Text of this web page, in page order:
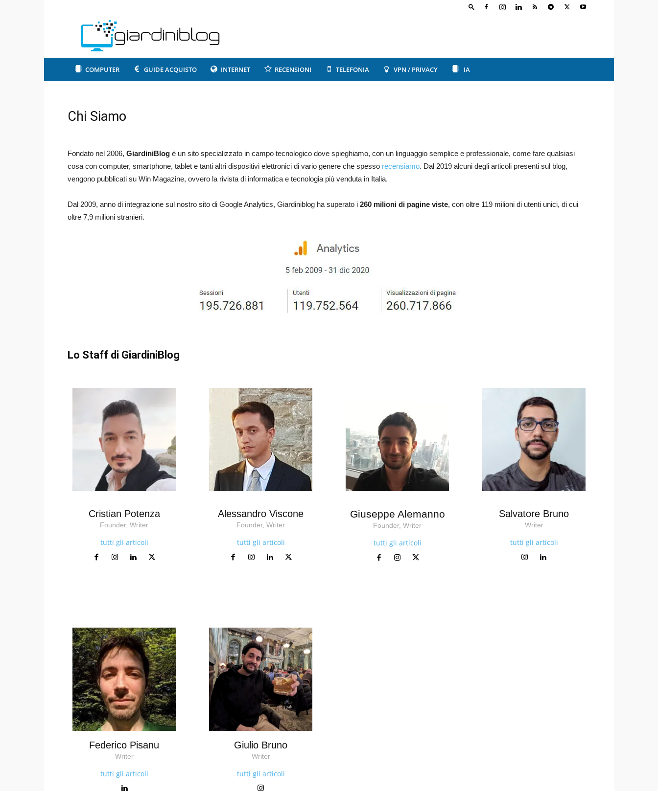
COMPUTER GUIDE ACQUISTO INTERNET RECENSIONI TELEFONIA VPN / PRIVACY IA
Chi Siamo
Fondato nel 2006, GiardiniBlog è un sito specializzato in campo tecnologico dove spieghiamo, con un linguaggio semplice e professionale, come fare qualsiasi
cosa con computer, smartphone, tablet e tanti altri dispositivi elettronici di vario genere che spesso recensiamo. Dal 2019 alcuni degli articoli presenti sul blog,
vengono pubblicati su Win Magazine, ovvero la rivista di informatica e tecnologia più venduta in Italia.
Dal 2009, anno di integrazione sul nostro sito di Google Analytics, Giardiniblog ha superato i 260 milioni di pagine viste, con oltre 119 milioni di utenti unici, di cui
oltre 7,9 milioni stranieri.
Lo Staff di GiardiniBlog
Cristian Potenza
Founder, Writer
tutti gli articoli
Alessandro Viscone
Founder, Writer
tutti gli articoli
Giuseppe Alemanno
Founder, Writer
tutti gli articoli
Salvatore Bruno
Writer
tutti gli articoli
Federico Pisanu
Writer
tutti gli articoli
Giulio Bruno
Writer
tutti gli articoli